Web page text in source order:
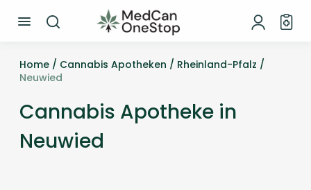
Home / Cannabis Apotheken / Rheinland-Pfalz /
Neuwied
Cannabis Apotheke in
Neuwied